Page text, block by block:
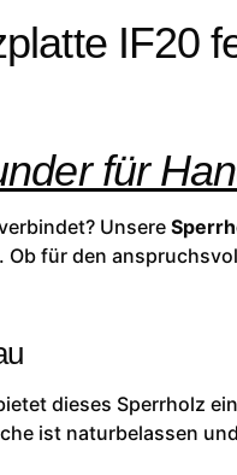
IF20
für
Unsere
für den
dieses Sperrholz
ist naturbelassen